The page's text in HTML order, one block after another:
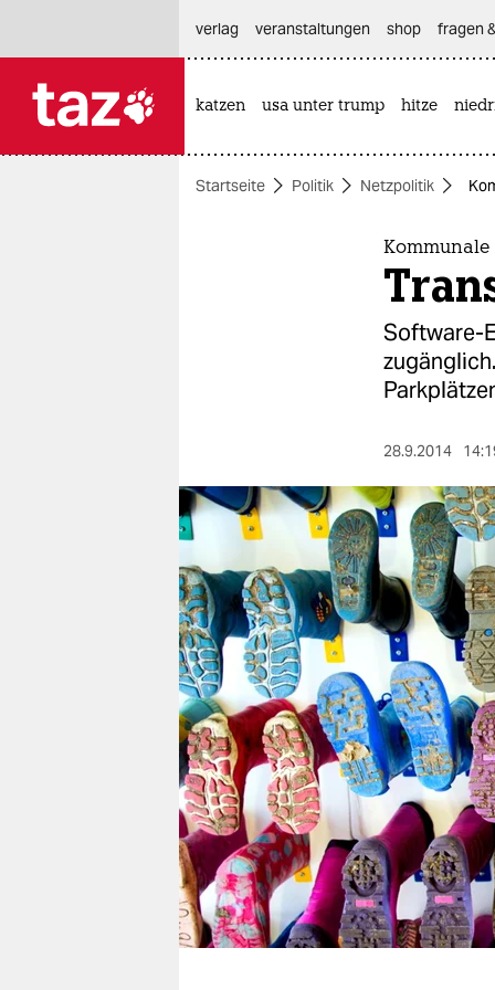
themen
berlin
nord
wahrheit
verlag
verlag
veranstaltungen
shop
fragen & hilfe
unterstützen
abo
genossenschaft
verlag
veranstaltungen shop fragen
katzen usa unter trump hitze
Startseite Politik Netzpolitik
Software-
28.9.2014